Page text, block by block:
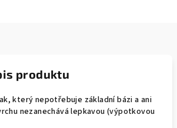
produktu
který nepotřebuje základní bázi a ani
nezanechává lepkavou (výpotkovou